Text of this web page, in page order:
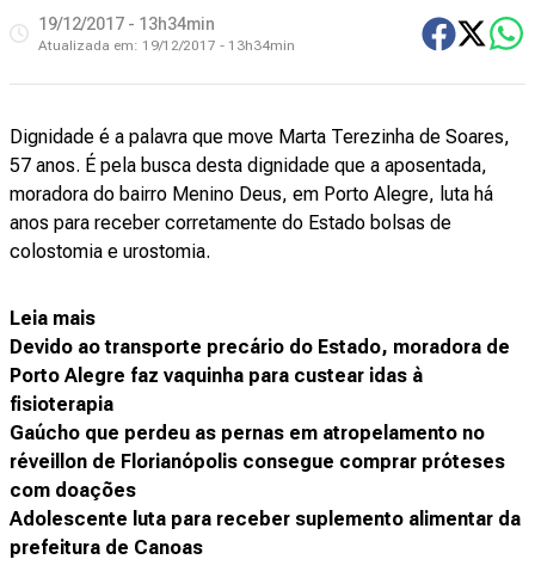
19/12/2017 - 13h34min
Atualizada em: 19/12/2017 - 13h34min
Dignidade é a palavra que move Marta Terezinha de Soares,
57 anos. É pela busca desta dignidade que a aposentada,
moradora do bairro Menino Deus, em Porto Alegre, luta há
anos para receber corretamente do Estado bolsas de
colostomia e urostomia.
Leia mais
Devido ao transporte precário do Estado, moradora de
Porto Alegre faz vaquinha para custear idas à
fisioterapia
Gaúcho que perdeu as pernas em atropelamento no
réveillon de Florianópolis consegue comprar próteses
com doações
Adolescente luta para receber suplemento alimentar da
prefeitura de Canoas